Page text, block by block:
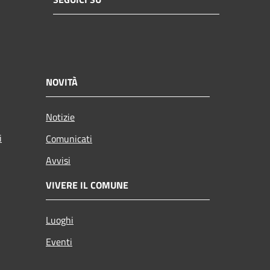
NOVITÀ
Notizie
Comunicati
Avvisi
VIVERE IL COMUNE
Luoghi
Eventi